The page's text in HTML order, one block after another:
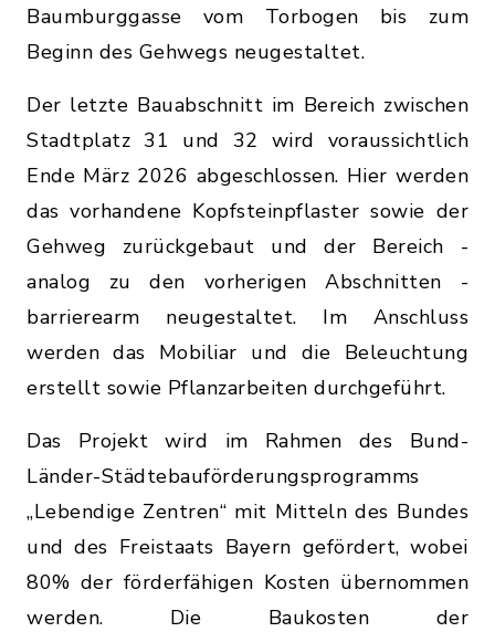
Baumburggasse vom Torbogen bis zum
Beginn des Gehwegs neugestaltet.
Der letzte Bauabschnitt im Bereich zwischen
Stadtplatz 31 und 32 wird voraussichtlich
Ende März 2026 abgeschlossen. Hier werden
das vorhandene Kopfsteinpflaster sowie der
Gehweg zurückgebaut und der Bereich -
analog zu den vorherigen Abschnitten -
barrierearm neugestaltet. Im Anschluss
werden das Mobiliar und die Beleuchtung
erstellt sowie Pflanzarbeiten durchgeführt.
Das Projekt wird im Rahmen des Bund-
Länder-Städtebauförderungsprogramms
„Lebendige Zentren“ mit Mitteln des Bundes
und des Freistaats Bayern gefördert, wobei
80% der förderfähigen Kosten übernommen
werden. Die Baukosten der